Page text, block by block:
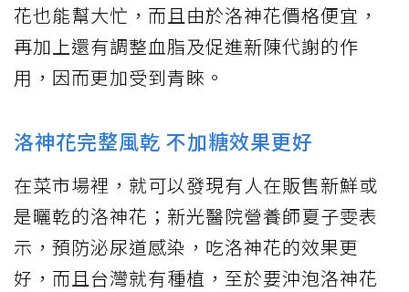
花也能幫大忙，而且由於洛神花價格便宜，
再加上還有調整血脂及促進新陳代謝的作
用，因而更加受到青睞。
洛神花完整風乾 不加糖效果更好
在菜市場裡，就可以發現有人在販售新鮮或
是曬乾的洛神花；新光醫院營養師夏子雯表
示，預防泌尿道感染，吃洛神花的效果更
好，而且台灣就有種植，至於要沖泡洛神花